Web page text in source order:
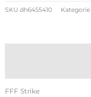
SKU dh6455410 Kategorie
FFF Strike